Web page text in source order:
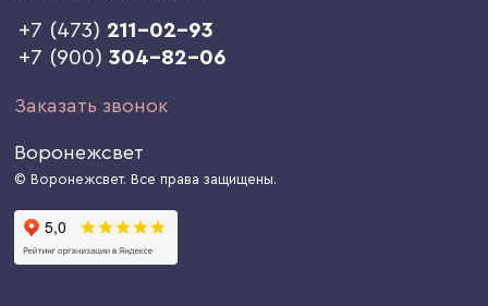
+7 (473) 211-02-93
+7 (900)304-82-06
Заказать звонок
Воронежсвет
© Воронежсвет. Все права защищены.